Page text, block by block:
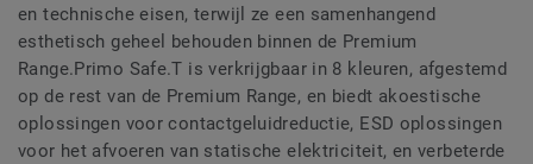
en technische eisen, terwijl ze een samenhangend
esthetisch geheel behouden binnen de Premium
Range.Primo Safe.T is verkrijgbaar in 8 kleuren, afgestemd
op de rest van de Premium Range, en biedt akoestische
oplossingen voor contactgeluidreductie, ESD oplossingen
voor het afvoeren van statische elektriciteit, en verbeterde